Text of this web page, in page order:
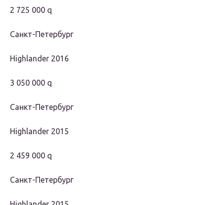
2 725 000 q
Санкт-Петербург
Highlander 2016
3 050 000 q
Санкт-Петербург
Highlander 2015
2 459 000 q
Санкт-Петербург